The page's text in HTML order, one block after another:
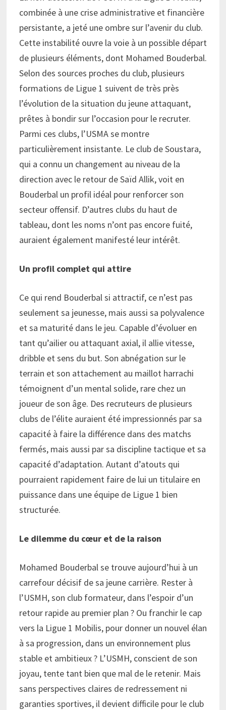
combinée à une crise administrative et financière
persistante, a jeté une ombre sur l’avenir du club.
Cette instabilité ouvre la voie à un possible départ
de plusieurs éléments, dont Mohamed Bouderbal.
Selon des sources proches du club, plusieurs
formations de Ligue 1 suivent de très près
l’évolution de la situation du jeune attaquant,
prêtes à bondir sur l’occasion pour le recruter.
Parmi ces clubs, l’USMA se montre
particulièrement insistante. Le club de Soustara,
qui a connu un changement au niveau de la
direction avec le retour de Saïd Allik, voit en
Bouderbal un profil idéal pour renforcer son
secteur offensif. D’autres clubs du haut de
tableau, dont les noms n’ont pas encore fuité,
auraient également manifesté leur intérêt.
Un profil complet qui attire
Ce qui rend Bouderbal si attractif, ce n’est pas
seulement sa jeunesse, mais aussi sa polyvalence
et sa maturité dans le jeu. Capable d’évoluer en
tant qu’ailier ou attaquant axial, il allie vitesse,
dribble et sens du but. Son abnégation sur le
terrain et son attachement au maillot harrachi
témoignent d’un mental solide, rare chez un
joueur de son âge. Des recruteurs de plusieurs
clubs de l’élite auraient été impressionnés par sa
capacité à faire la différence dans des matchs
fermés, mais aussi par sa discipline tactique et sa
capacité d’adaptation. Autant d’atouts qui
pourraient rapidement faire de lui un titulaire en
puissance dans une équipe de Ligue 1 bien
structurée.
Le dilemme du cœur et de la raison
Mohamed Bouderbal se trouve aujourd’hui à un
carrefour décisif de sa jeune carrière. Rester à
l’USMH, son club formateur, dans l’espoir d’un
retour rapide au premier plan ? Ou franchir le cap
vers la Ligue 1 Mobilis, pour donner un nouvel élan
à sa progression, dans un environnement plus
stable et ambitieux ? L’USMH, conscient de son
joyau, tente tant bien que mal de le retenir. Mais
sans perspectives claires de redressement ni
garanties sportives, il devient difficile pour le club